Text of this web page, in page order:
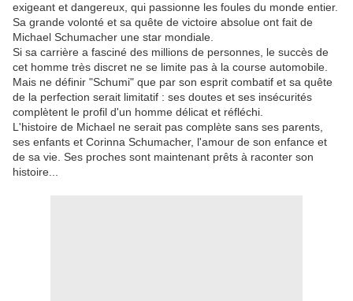
exigeant et dangereux, qui passionne les foules du monde entier.
Sa grande volonté et sa quête de victoire absolue ont fait de
Michael Schumacher une star mondiale.
Si sa carrière a fasciné des millions de personnes, le succès de
cet homme très discret ne se limite pas à la course automobile.
Mais ne définir "Schumi" que par son esprit combatif et sa quête
de la perfection serait limitatif : ses doutes et ses insécurités
complètent le profil d'un homme délicat et réfléchi.
L'histoire de Michael ne serait pas complète sans ses parents,
ses enfants et Corinna Schumacher, l'amour de son enfance et
de sa vie. Ses proches sont maintenant prêts à raconter son
histoire...